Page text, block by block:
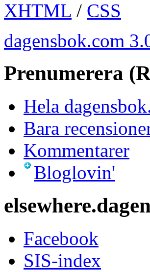
XHTML / CSS
dagensbok.com
Prenumerera
Hela
Bara
Kommentarer
Bloglovin'
Facebook
SIS-index